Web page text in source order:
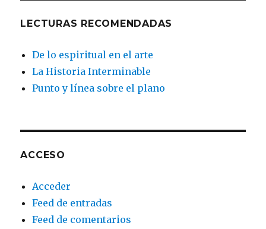
LECTURAS RECOMENDADAS
De lo espiritual en el arte
La Historia Interminable
Punto y línea sobre el plano
ACCESO
Acceder
Feed de entradas
Feed de comentarios